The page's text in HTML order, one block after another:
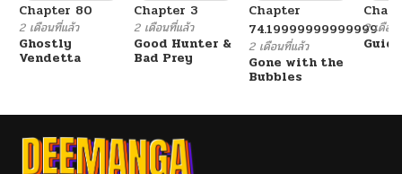
Chapter 80
2 เดือนที่แล้ว
Ghostly
Vendetta
Chapter 3
2 เดือนที่แล้ว
Good Hunter &
Bad Prey
Chapter
74.19999999999999
2 เดือนที่แล้ว
Gone with the
Bubbles
2 เดือน